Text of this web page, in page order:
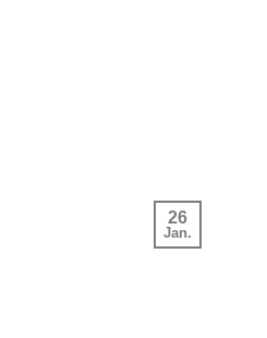
26
Jan.